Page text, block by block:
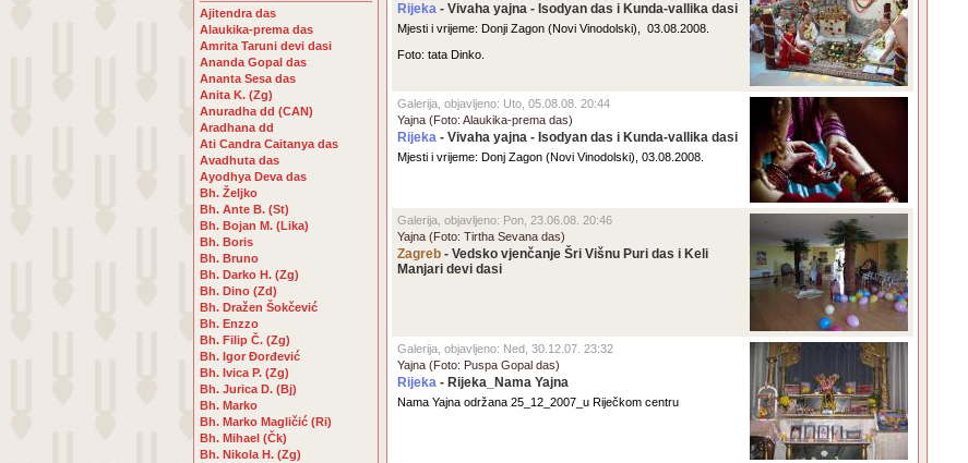
Ajitendra das
Alaukika-prema das
Amrita Taruni devi dasi
Ananda Gopal das
Ananta Sesa das
Anita K. (Zg)
Anuradha dd (CAN)
Aradhana dd
Ati Candra Caitanya das
Avadhuta das
Ayodhya Deva das
Bh. Željko
Bh. Ante B. (St)
Bh. Bojan M. (Lika)
Bh. Boris
Bh. Bruno
Bh. Darko H. (Zg)
Bh. Dino (Zd)
Bh. Dražen Šokčević
Bh. Enzzo
Bh. Filip Č. (Zg)
Bh. Igor Đorđević
Bh. Ivica P. (Zg)
Bh. Jurica D. (Bj)
Bh. Marko
Bh. Marko Magličić (Ri)
Bh. Mihael (Čk)
Bh. Nikola H. (Zg)
Rijeka - Vivaha yajna - Isodyan das i Kunda-vallika dasi
Mjesti i vrijeme: Donji Zagon (Novi Vinodolski), 03.08.2008.
Foto: tata Dinko.
Galerija, objavljeno: Uto, 05.08.08. 20:44
Yajna (Foto: Alaukika-prema das)
Rijeka - Vivaha yajna - Isodyan das i Kunda-vallika dasi
Mjesti i vrijeme: Donj Zagon (Novi Vinodolski), 03.08.2008.
Galerija, objavljeno: Pon, 23.06.08. 20:46
Yajna (Foto: Tirtha Sevana das)
Zagreb - Vedsko vjenčanje Šri Višnu Puri das i Keli
Manjari devi dasi
Galerija, objavljeno: Ned, 30.12.07. 23:32
Yajna (Foto: Puspa Gopal das)
Rijeka - Rijeka_Nama Yajna
Nama Yajna održana 25_12_2007_u Riječkom centru